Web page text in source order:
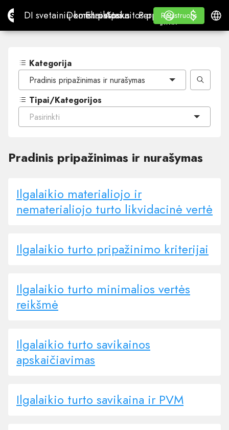
Site.proDI svetainių konstruktorius
DI svetainių konstruktorius
Domenai
DomenaiEl. paštas
El. paštasApskaitos programa
Apskaitos programa
Perpardavėjams
„WHITE LABEL“
Mokymasis
Mokymasis
Registruotis
Registruotis
Prisijungti
$
$
Kategorija
Pradinis pripažinimas ir nurašymas
Tipai/Kategorijos
Pasirinkti
Pradinis pripažinimas ir nurašymas
Ilgalaikio materialiojo ir
nematerialiojo turto likvidacinė vertė
Ilgalaikio turto pripažinimo kriterijai
Ilgalaikio turto minimalios vertės
reikšmė
Ilgalaikio turto savikainos
apskaičiavimas
Ilgalaikio turto savikaina ir PVM